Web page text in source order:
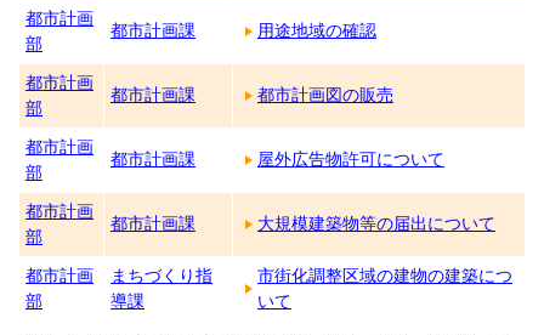
都市計画
部
都市計画課 用途地域の確認
都市計画
部
都市計画課 都市計画図の販売
都市計画
部
都市計画課 屋外広告物許可について
都市計画
部
都市計画課 大規模建築物等の届出について
都市計画
部
まちづくり指
導課
市街化調整区域の建物の建築につ
いて